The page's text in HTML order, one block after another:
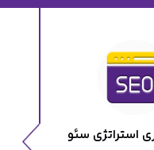
استراتژی سئو